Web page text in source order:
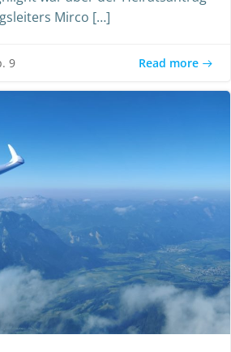
Mirco […]
9 Read more